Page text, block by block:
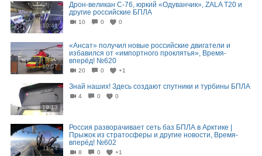
10:41
Дрон-великан С-76, юркий «Одуванчик», ZALA T20 и
другие российские БПЛА
10 0 0
10:57
«Ансат» получил новые российские двигатели и
избавился от «импортного проклятья», Время-
вперёд! №620
20 0 +1
19:13
Знай наших! Здесь создают спутники и турбины БПЛА
4 0 0
11:24
Россия разворачивает сеть баз БПЛА в Арктике |
Прыжок из стратосферы и другие новости, Время-
вперёд! №602
8 0 +1